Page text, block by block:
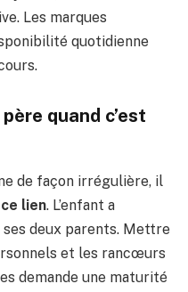
Les marques
quotidienne
quand c’est
de façon irrégulière, il
lien. L’enfant a
deux parents. Mettre
et les rancœurs
demande une maturité